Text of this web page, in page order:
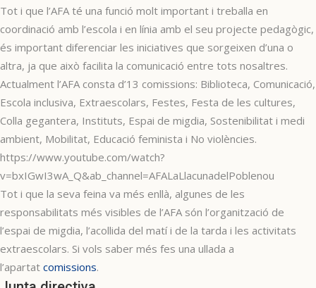
Tot i que l’AFA té una funció molt important i treballa en
coordinació amb l’escola i en línia amb el seu projecte pedagògic,
és important diferenciar les iniciatives que sorgeixen d’una o
altra, ja que això facilita la comunicació entre tots nosaltres.
Actualment l’AFA consta d’13 comissions: Biblioteca, Comunicació,
Escola inclusiva, Extraescolars, Festes, Festa de les cultures,
Colla gegantera, Instituts, Espai de migdia, Sostenibilitat i medi
ambient, Mobilitat, Educació feminista i No violències.
https://www.youtube.com/watch?
v=bxIGwI3wA_Q&ab_channel=AFALaLlacunadelPoblenou
Tot i que la seva feina va més enllà, algunes de les
responsabilitats més visibles de l’AFA són l’organització de
l’espai de migdia, l’acollida del matí i de la tarda i les activitats
extraescolars. Si vols saber més fes una ullada a
l’apartat comissions.